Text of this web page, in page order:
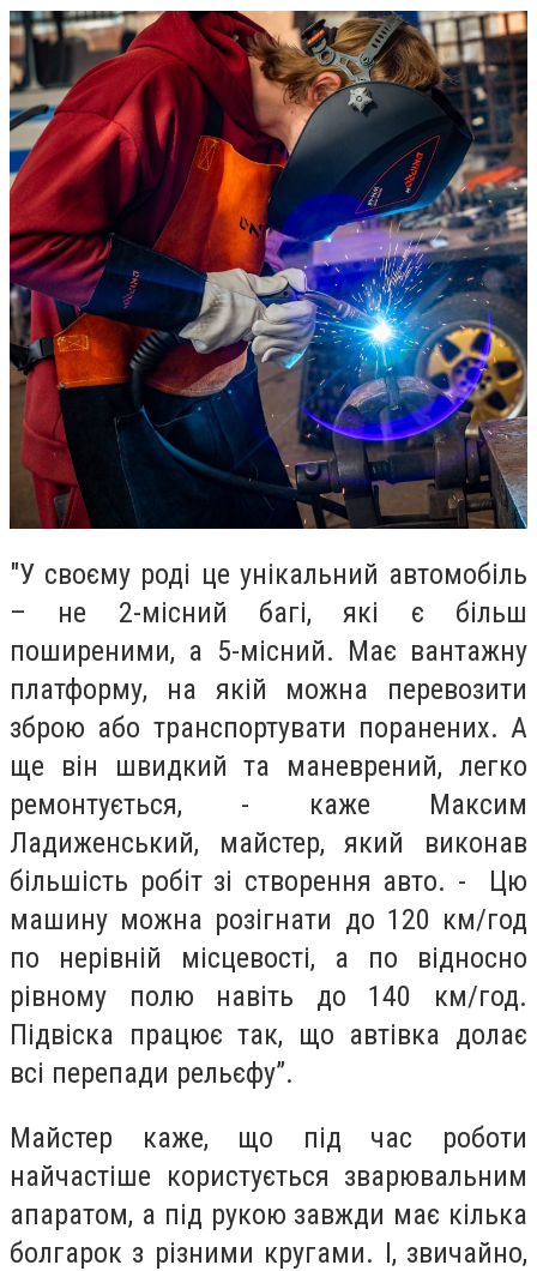
"У своєму роді це унікальний автомобіль
– не 2-місний багі, які є більш
поширеними, а 5-місний. Має вантажну
платформу, на якій можна перевозити
зброю або транспортувати поранених. А
ще він швидкий та маневрений, легко
ремонтується, - каже Максим
Ладиженський, майстер, який виконав
більшість робіт зі створення авто. - Цю
машину можна розігнати до 120 км/год
по нерівній місцевості, а по відносно
рівному полю навіть до 140 км/год.
Підвіска працює так, що автівка долає
всі перепади рельєфу”.
Майстер каже, що під час роботи
найчастіше користується зварювальним
апаратом, а під рукою завжди має кілька
болгарок з різними кругами. І, звичайно,